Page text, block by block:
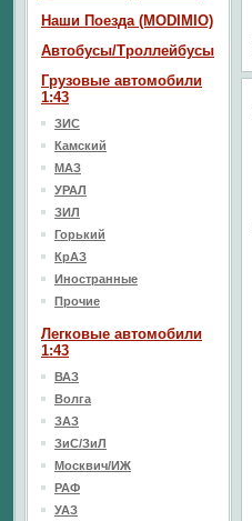
Наши Поезда (MODIMIO)
Автобусы/Троллейбусы
Грузовые автомобили
1:43
ЗИС
Камский
МАЗ
УРАЛ
ЗИЛ
Горький
КрАЗ
Иностранные
Прочие
Легковые автомобили
1:43
ВАЗ
Волга
ЗАЗ
ЗиС/ЗиЛ
Москвич/ИЖ
РАФ
УАЗ